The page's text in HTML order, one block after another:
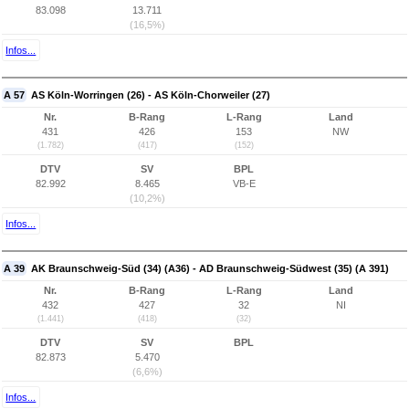
83.098
13.711
(16,5%)
Infos...
A 57 AS Köln-Worringen (26) - AS Köln-Chorweiler (27)
Nr.
431
(1.782)
B-Rang
426
(417)
L-Rang
153
(152)
Land
NW
DTV
82.992
SV
8.465
(10,2%)
BPL
VB-E
Infos...
A 39 AK Braunschweig-Süd (34) (A36) - AD Braunschweig-Südwest (35) (A 391)
Nr.
432
(1.441)
B-Rang
427
(418)
L-Rang
32
(32)
Land
NI
DTV
82.873
SV
5.470
(6,6%)
BPL
Infos...